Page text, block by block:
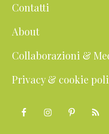
Contatti
About
Collaborazioni &
Privacy & cookie